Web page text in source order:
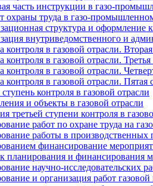
часть инструкции в газо-
охраны труда в газо-
структура и оформление
внутриведомственного и
контроля в газовой отрасли.
контроля в газовой отрасли. Третья
контроля в газовой отрасли.
контроля в газовой отрасли. Пятая
контроля в газовой отрасли
и объекты в газовой отрасли
третьей ступени контроля в
работ по охране труда на
работы в производственных
финансирование
планирования и финансирования
научно-исследовательских
и организация работ